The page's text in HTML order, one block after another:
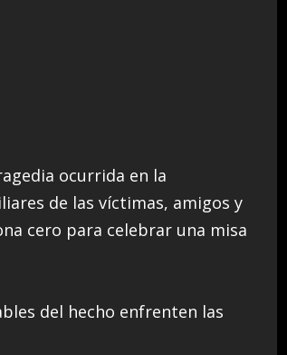
ocurrida en la
de las víctimas, amigos y
cero para celebrar una misa
del hecho enfrenten las